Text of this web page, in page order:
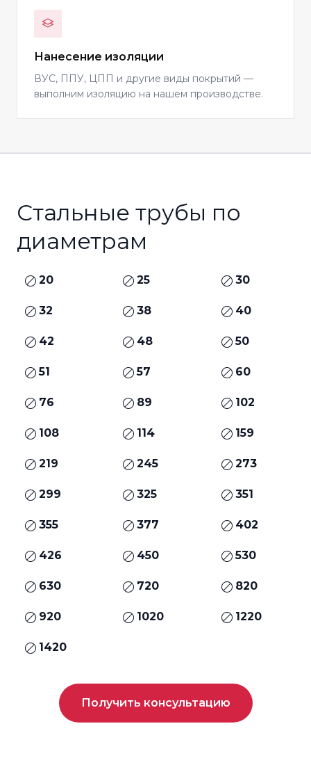
Нанесение изоляции
ВУС, ППУ, ЦПП и другие виды покрытий —
выполним изоляцию на нашем производстве.
Стальные трубы по
диаметрам
20 25 30
32 38 40
42 48 50
51 57 60
76 89 102
108 114 159
219 245 273
299 325 351
355 377 402
426 450 530
630 720 820
920 1020 1220
1420
Получить консультацию